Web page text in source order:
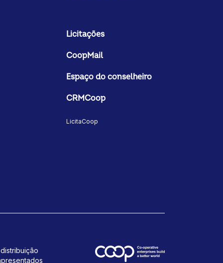
Licitações
CoopMail
Espaço do conselheiro
CRMCoop
LicitaCoop